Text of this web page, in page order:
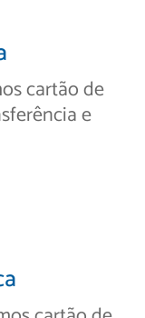
cartão de
e